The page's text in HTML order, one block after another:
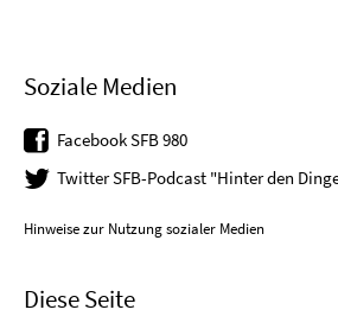
Soziale Medien
Facebook SFB 980
Twitter SFB-Podcast "Hinter den
Hinweise zur Nutzung sozialer Medien
Diese Seite